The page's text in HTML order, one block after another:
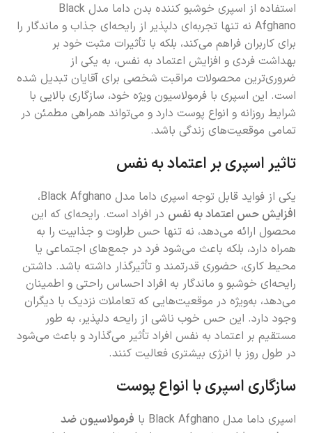
استفاده از اسپری خوشبو کننده بدن داما مدل Black
Afghano نه تنها تجربه‌ای دلپذیر از رایحه‌ای جذاب و ماندگار را
برای کاربران فراهم می‌کند، بلکه با تأثیرات مثبت خود بر
بهداشت فردی و افزایش اعتماد به نفس، به یکی از
ضروری‌ترین محصولات مراقبت شخصی برای آقایان تبدیل شده
است. این اسپری با فرمولاسیون ویژه خود، سازگاری بالایی با
شرایط روزانه و انواع پوست دارد و می‌تواند همراهی مطمئن در
تمامی موقعیت‌های زندگی باشد.
تاثیر اسپری بر اعتماد به نفس
یکی از فواید قابل توجه اسپری داما مدل Black Afghano،
افزایش حس اعتماد به نفس در افراد است. رایحه‌ای که این
محصول ارائه می‌دهد، نه تنها حس طراوت و جذابیت را به
همراه دارد، بلکه باعث می‌شود فرد در جمع‌های اجتماعی یا
محیط کاری، حضوری قدرتمند و تأثیرگذار داشته باشد. داشتن
رایحه‌ای خوشبو و ماندگار به افراد احساس راحتی و اطمینان
می‌دهد، به‌ویژه در موقعیت‌هایی که تعاملات نزدیک با دیگران
وجود دارد. این حس خوب ناشی از رایحه دلپذیر، به طور
مستقیم بر اعتماد به نفس افراد تأثیر می‌گذارد و باعث می‌شود
در طول روز با انرژی بیشتری فعالیت کنند.
سازگاری اسپری با انواع پوست
اسپری داما مدل Black Afghano با
فرمولاسیون ضد